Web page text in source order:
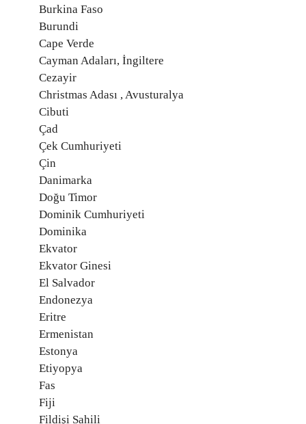
Burkina Faso
Burundi
Cape Verde
Cayman Adaları, İngiltere
Cezayir
Christmas Adası , Avusturalya
Cibuti
Çad
Çek Cumhuriyeti
Çin
Danimarka
Doğu Timor
Dominik Cumhuriyeti
Dominika
Ekvator
Ekvator Ginesi
El Salvador
Endonezya
Eritre
Ermenistan
Estonya
Etiyopya
Fas
Fiji
Fildişi Sahili